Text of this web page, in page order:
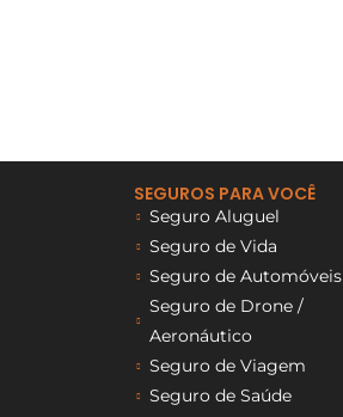
SEGUROS PARA VOCÊ
Seguro Aluguel
Seguro de Vida
Seguro de Automóveis
Seguro de Drone /
Aeronáutico
Seguro de Viagem
Seguro de Saúde